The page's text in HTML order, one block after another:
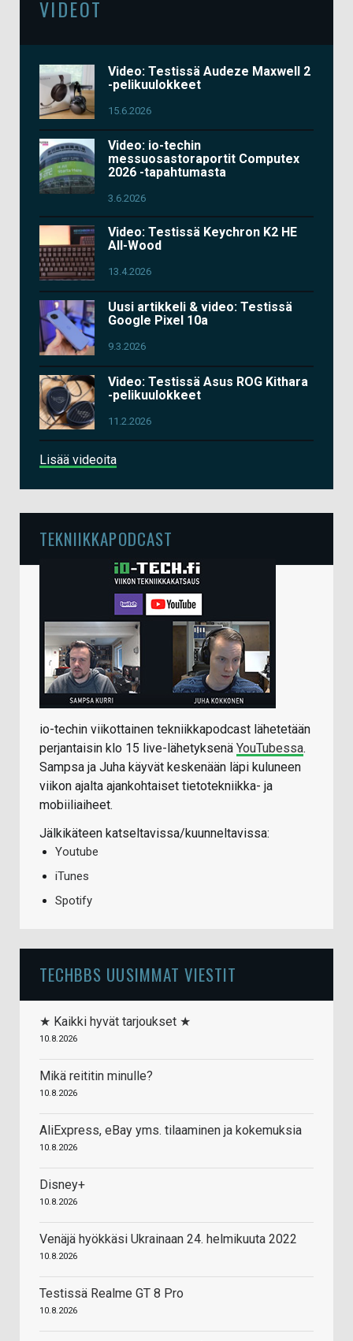
VIDEOT
Video: Testissä Audeze Maxwell 2
-pelikuulokkeet
15.6.2026
Video: io-techin
messuosastoraportit Computex
2026 -tapahtumasta
3.6.2026
Video: Testissä Keychron K2 HE
All-Wood
13.4.2026
Uusi artikkeli & video: Testissä
Google Pixel 10a
9.3.2026
Video: Testissä Asus ROG Kithara
-pelikuulokkeet
11.2.2026
Lisää videoita
TEKNIIKKAPODCAST
io-techin viikottainen tekniikkapodcast lähetetään
perjantaisin klo 15 live-lähetyksenä YouTubessa.
Sampsa ja Juha käyvät keskenään läpi kuluneen
viikon ajalta ajankohtaiset tietotekniikka- ja
mobiiliaiheet.
Jälkikäteen katseltavissa/kuunneltavissa:
Youtube
iTunes
Spotify
TECHBBS UUSIMMAT VIESTIT
★ Kaikki hyvät tarjoukset ★
10.8.2026
Mikä reititin minulle?
10.8.2026
AliExpress, eBay yms. tilaaminen ja kokemuksia
10.8.2026
Disney+
10.8.2026
Venäjä hyökkäsi Ukrainaan 24. helmikuuta 2022
10.8.2026
Testissä Realme GT 8 Pro
10.8.2026